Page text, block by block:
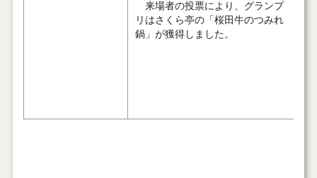
来場者の投票により、グランプ
リはさくら亭の「桜田牛のつみれ
鍋」が獲得しました。